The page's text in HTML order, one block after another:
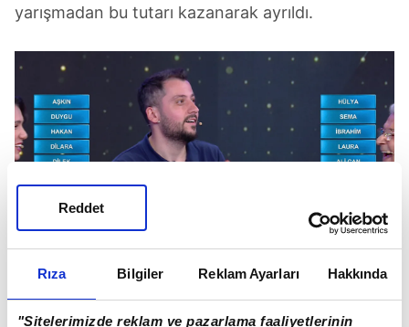
Rıza Bilgiler Reklam Ayarları Hakkında
"Sitelerimizde reklam ve pazarlama faaliyetlerinin
Reddet
yarışmadan bu tutarı kazanarak ayrıldı.
VAR MISIN YOK MUSUN 14. BÖLÜMDE NELER